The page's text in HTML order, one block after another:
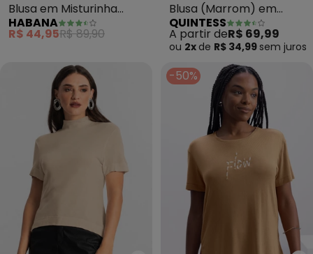
Blusa em Misturinha
(Marrom)
HABANA
R$ 44,95R$ 89,90
Blusa (Marrom) em
Malha de Algodão
QUINTESS
A partir deR$ 69,99
ou 2x de R$ 34,99 sem juros
-50%